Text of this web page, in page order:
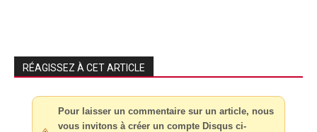
RÉAGISSEZ À CET ARTICLE
Pour laisser un commentaire sur un article, nous
vous invitons à créer un compte Disqus ci-